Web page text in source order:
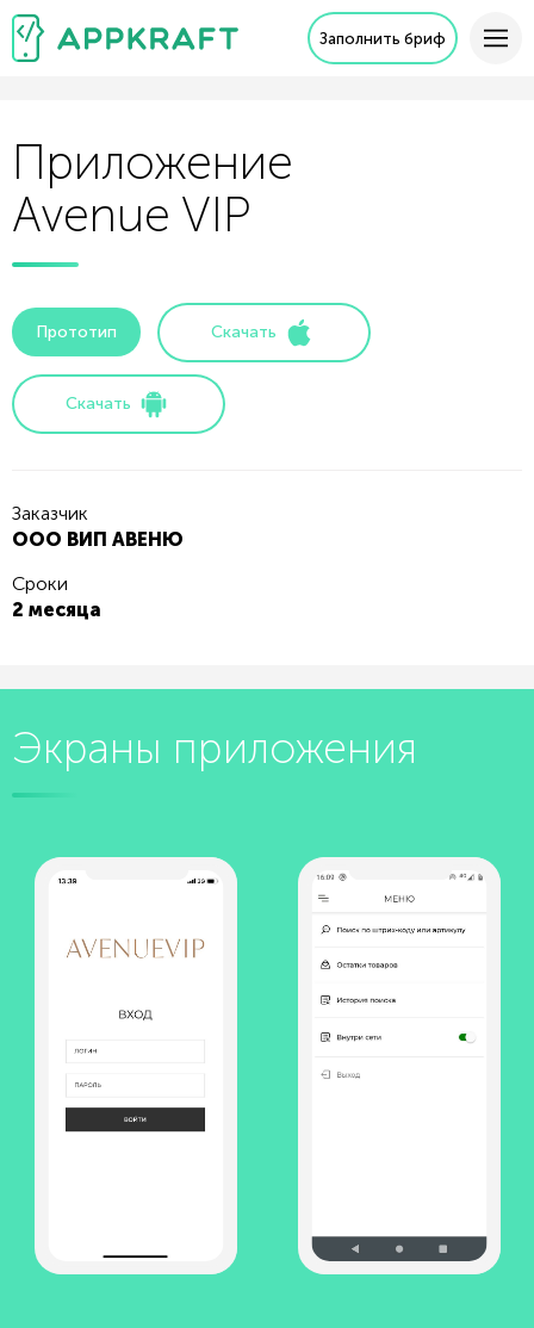
Заполнить бриф
Приложение
Avenue VIP
Прототип Скачать
Скачать
Заказчик
ООО ВИП АВЕНЮ
Сроки
2 месяца
Экраны приложения